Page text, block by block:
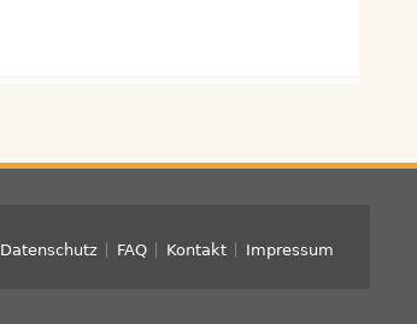
Datenschutz FAQ Kontakt Impressum